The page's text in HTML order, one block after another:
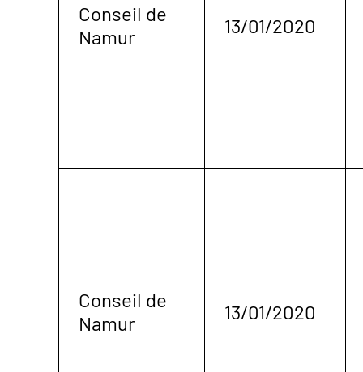
Conseil de
Namur
13/01/2020
Conseil de
Namur
13/01/2020